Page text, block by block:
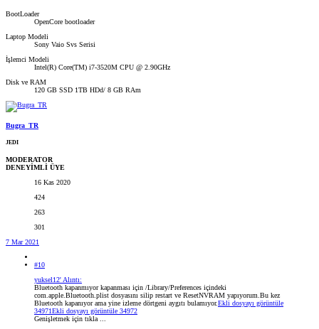
BootLoader
OpenCore bootloader
Laptop Modeli
Sony Vaio Svs Serisi
İşlemci Modeli
Intel(R) Core(TM) i7-3520M CPU @ 2.90GHz
Disk ve RAM
120 GB SSD 1TB HDd/ 8 GB RAm
Bugra_TR
JEDI
MODERATOR
DENEYİMLİ ÜYE
16 Kas 2020
424
263
301
7 Mar 2021
#10
yuksel12' Alıntı:
Bluetooth kapanmıyor kapanması için /Library/Preferences içindeki
com.apple.Bluetooth.plist dosyasını silip restart ve ResetNVRAM yapıyorum.Bu kez
Bluetooth kapanıyor ama yine izleme dörtgeni aygıtı bulamıyor.Ekli dosyayı görüntüle
34971Ekli dosyayı görüntüle 34972
Genişletmek için tıkla ...